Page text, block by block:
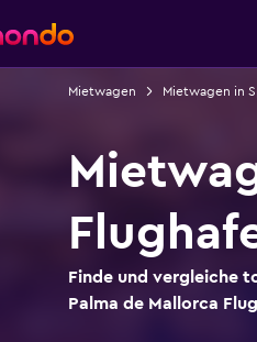
Mietwagen Mietwagen in
Finde und vergleiche
Palma de Mallorca